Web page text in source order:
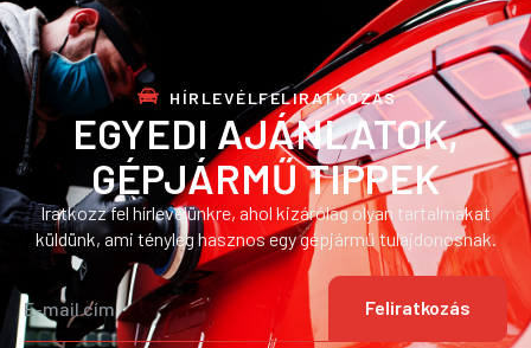
HÍRLEVÉLFELIRATKOZÁS
EGYEDI AJÁNLATOK,
GÉPJÁRMŰ TIPPEK
Iratkozz fel hírlevelünkre, ahol kizárólag olyan tartalmakat
küldünk, ami tényleg hasznos egy gépjármű tulajdonosnak.
Feliratkozás